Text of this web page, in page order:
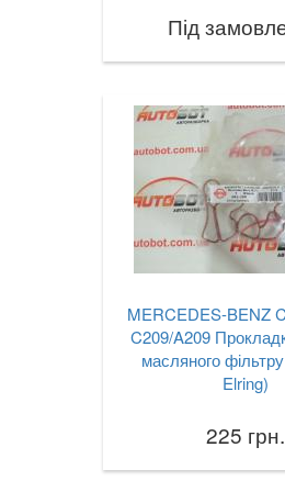
SL-CLASS R230
SL-CLASS R231
SLK-CLASS R170
SLK-CLASS R171
SLK-CLASS R172
Sprinter I W901-905
Під
MERCEDES-BENZ
C209/A209
масляного
Elring)
225 грн.